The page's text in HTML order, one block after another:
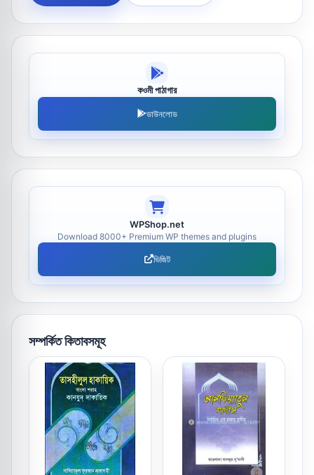
কওমী পাঠাগার
ডাউনলোড
WPShop.net
Download 8000+ Premium WP themes and plugins
ভিজিট
সম্পর্কিত কিতাবসমূহ